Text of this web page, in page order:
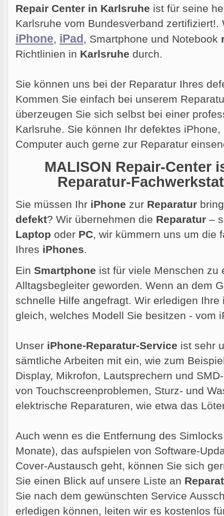
Repair Center in Karlsruhe ist für seine
Karlsruhe vom Bundesverband
iPhone, iPad, Smartphone und Notebook
Richtlinien in Karlsruhe durch.
Sie können uns bei der Reparatur Ihres
Kommen Sie einfach bei unserem
überzeugen Sie sich selbst bei einer
Karlsruhe. Sie können Ihr defektes
Computer auch gerne zur Reparatur
MALISON Repair-Center
Reparatur-
Sie müssen Ihr iPhone zur Reparatur
defekt? Wir übernehmen die Reparatur –
Laptop oder PC, wir kümmern uns um die
Ihres iPhones.
Ein Smartphone ist für viele Menschen zu
Alltagsbegleiter geworden. Wenn an dem
schnelle Hilfe angefragt. Wir erledigen Ihre
gleich, welches Modell Sie besitzen - vom
Unser iPhone-Reparatur-Service ist sehr
sämtliche Arbeiten mit ein, wie zum
Display, Mikrofon, Lautsprechern und
von Touchscreenproblemen, Sturz- und
elektrische Reparaturen, wie etwa das
Auch wenn es die Entfernung des
Monate), das aufspielen von Software-
Cover-Austausch geht, können Sie sich
Sie einen Blick auf unsere Liste an
Sie nach dem gewünschten Service
erledigen können, leiten wir es kostenlos